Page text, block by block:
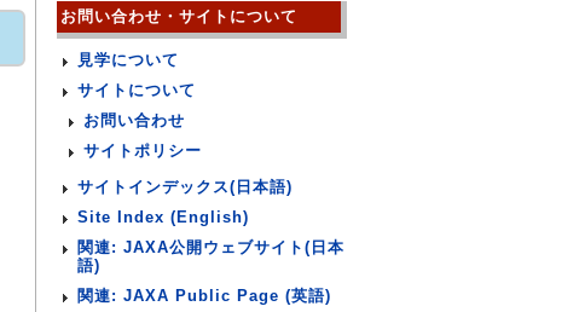
お問い合わせ・サイトについて
見学について
サイトについて
お問い合わせ
サイトポリシー
サイトインデックス(日本語)
Site Index (English)
関連: JAXA公開ウェブサイト(日本
語)
関連: JAXA Public Page (英語)